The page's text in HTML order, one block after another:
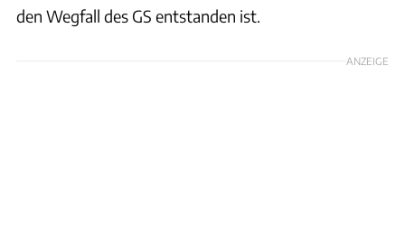
den Wegfall des GS entstanden ist.
ANZEIGE